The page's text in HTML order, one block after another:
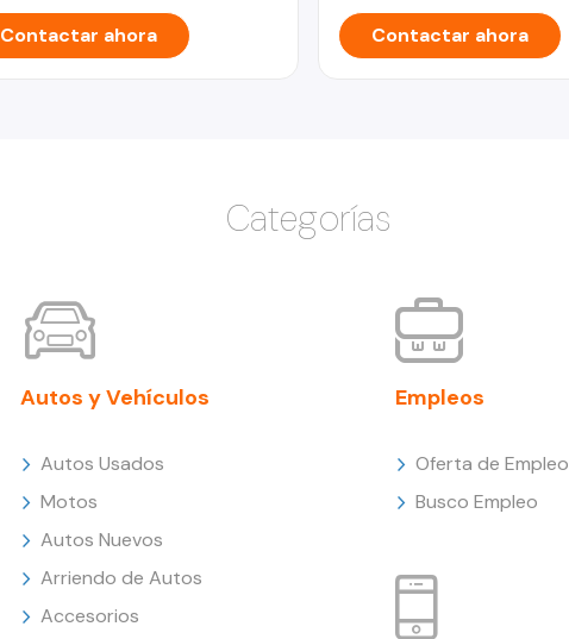
Contactar ahora Contactar ahora
Categorías
Autos y Vehículos
Autos Usados
Motos
Autos Nuevos
Arriendo de Autos
Accesorios
Empleos
Oferta de Empleo
Busco Empleo